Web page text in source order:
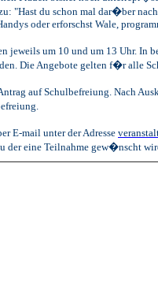
"Hast du schon mal dar�ber
oder erforschst Wale,
jeweils um 10 und um 13 Uhr. In
Die Angebote gelten f�r alle
auf Schulbefreiung. Nach
E-mail unter der Adresse
der eine Teilnahme gew�nscht